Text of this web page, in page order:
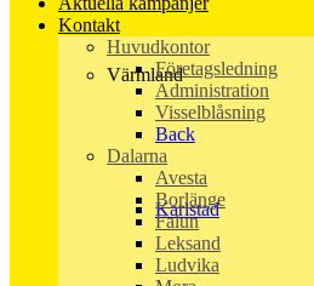
Värmland
Karlstad
Kontakt
Huvudkontor
Företagsledning
Administration
Visselblåsning
Back
Dalarna
Avesta
Borlänge
Falun
Leksand
Ludvika